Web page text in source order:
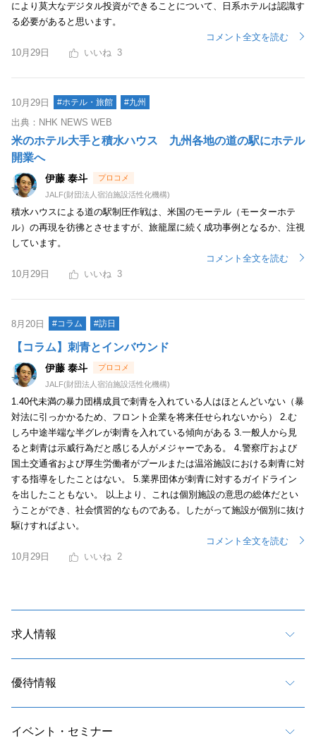
により莫大なデジタル投資ができることについて、日系ホテルは認識す
る必要があると思います。
コメント全文を読む
10月29日
3
10月29日 #ホテル・旅館 #九州
出典：NHK NEWS WEB
米のホテル大手と積水ハウス 九州各地の道の駅にホテル
開業へ
伊藤 泰斗
JALF(財団法人宿泊施設活性化機構)
積水ハウスによる道の駅制圧作戦は、米国のモーテル（モーターホテ
ル）の再現を彷彿とさせますが、旅籠屋に続く成功事例となるか、注視
しています。
コメント全文を読む
10月29日
3
8月20日 #コラム #訪日
【コラム】刺青とインバウンド
伊藤 泰斗
JALF(財団法人宿泊施設活性化機構)
1.40代未満の暴力団構成員で刺青を入れている人はほとんどいない（暴
対法に引っかかるため、フロント企業を将来任せられないから） 2.む
しろ中途半端な半グレが刺青を入れている傾向がある 3.一般人から見
ると刺青は示威行為だと感じる人がメジャーである。 4.警察庁および
国土交通省および厚生労働者がプールまたは温浴施設における刺青に対
する指導をしたことはない。 5.業界団体が刺青に対するガイドライン
を出したこともない。 以上より、これは個別施設の意思の総体だとい
うことができ、社会慣習的なものである。したがって施設が個別に抜け
駆けすればよい。
コメント全文を読む
10月29日
2
求人情報
優待情報
イベント・セミナー